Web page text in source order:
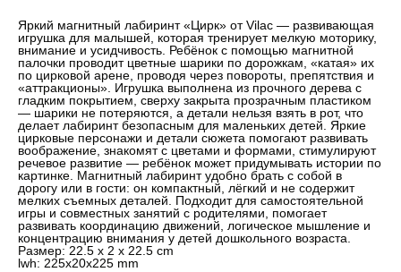
Яркий магнитный лабиринт «Цирк» от Vilac — развивающая
игрушка для малышей, которая тренирует мелкую моторику,
внимание и усидчивость. Ребёнок с помощью магнитной
палочки проводит цветные шарики по дорожкам, «катая» их
по цирковой арене, проводя через повороты, препятствия и
«аттракционы». Игрушка выполнена из прочного дерева с
гладким покрытием, сверху закрыта прозрачным пластиком
— шарики не потеряются, а детали нельзя взять в рот, что
делает лабиринт безопасным для маленьких детей. Яркие
цирковые персонажи и детали сюжета помогают развивать
воображение, знакомят с цветами и формами, стимулируют
речевое развитие — ребёнок может придумывать истории по
картинке. Магнитный лабиринт удобно брать с собой в
дорогу или в гости: он компактный, лёгкий и не содержит
мелких съемных деталей. Подходит для самостоятельной
игры и совместных занятий с родителями, помогает
развивать координацию движений, логическое мышление и
концентрацию внимания у детей дошкольного возраста.
Размер: 22.5 x 2 x 22.5 cm
lwh: 225x20x225 mm